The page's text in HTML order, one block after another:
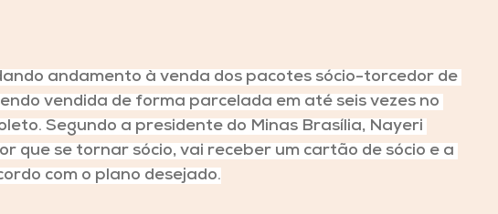
andamento à venda dos pacotes sócio-torcedor de
vendida de forma parcelada em até seis vezes no
Segundo a presidente do Minas Brasília, Nayeri
que se tornar sócio, vai receber um cartão de sócio e a
com o plano desejado.